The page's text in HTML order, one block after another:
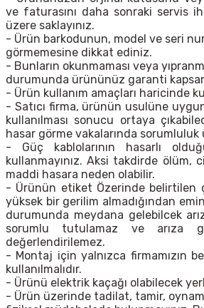
ve faturasını daha sonraki servis
üzere saklayınız.
- Ürün barkodunun, model ve seri
görmemesine dikkat ediniz.
- Bunların okunmaması veya
durumunda ürününüz garanti
- Ürün kullanım amaçları haricinde
- Satıcı firma, ürünün usulüne
kullanılması sonucu ortaya
hasar görme vakalarında
- Güç kablolarının hasarlı
kullanmayınız. Aksi takdirde ölüm,
maddi hasara neden olabilir.
- Ürünün etiket Özerinde belirtilen
yüksek bir gerilim almadığından
durumunda meydana gelebilcek
sorumlu tutulamaz ve arıza
değerlendirilemez.
- Montaj için yalnızca firmamızın
kullanılmalıdır.
- Ürünü elektrik kaçağı olabilecek
- Ürün üzerinde tadilat, tamir,